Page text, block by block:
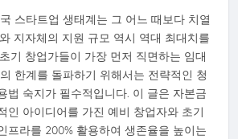
스타트업 생태계는 그 어느 때보다 치열
지자체의 지원 규모 역시 역대 최대치를
기 창업가들이 가장 먼저 직면하는 임대
한계를 돌파하기 위해서는 전략적인 청
법 숙지가 필수적입니다. 이 글은 자본금
인 아이디어를 가진 예비 창업자와 초기
프라를 200% 활용하여 생존율을 높이는